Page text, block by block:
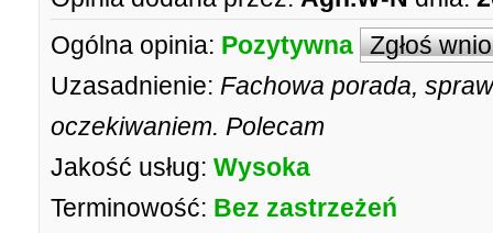
Ogólna opinia: Pozytywna Zgłoś
Uzasadnienie: Fachowa porada,
oczekiwaniem. Polecam
Jakość usług: Wysoka
Terminowość: Bez zastrzeżeń